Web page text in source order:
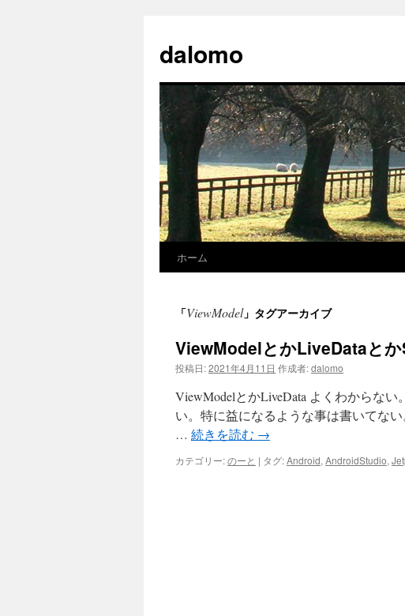
テ
ン
ス
キ
ッ
プ
dalomo
ホーム
「ViewModel」タグアーカイブ
ViewModelとかLiveDataと
投稿日:2021年4月11日 作成者:dalomo
ViewModelとかLiveData よくわからな
い。特に益になるような事は書いてない
… 続きを読む →
カテゴリー:のーと | タグ:Android, AndroidStudio,